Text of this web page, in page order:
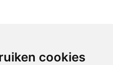
cookies